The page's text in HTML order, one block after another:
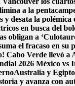
a la
desata la polémica
en busca del
obligan a
el fracaso en
Cabo Verde llevó
2026 México vs
Australia y
y avanza con